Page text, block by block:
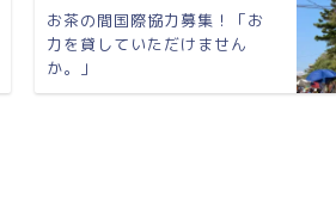
お茶の間国際協力募集！「お
力を貸していただけません
か。」